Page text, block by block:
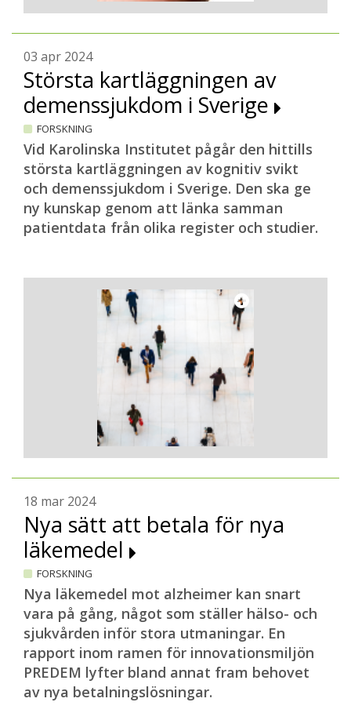
03 apr 2024
Största kartläggningen av
demenssjukdom i Sverige
FORSKNING
Vid Karolinska Institutet pågår den hittills
största kartläggningen av kognitiv svikt
och demenssjukdom i Sverige. Den ska ge
ny kunskap genom att länka samman
patientdata från olika register och studier.
18 mar 2024
Nya sätt att betala för nya
läkemedel
FORSKNING
Nya läkemedel mot alzheimer kan snart
vara på gång, något som ställer hälso- och
sjukvården inför stora utmaningar. En
rapport inom ramen för innovationsmiljön
PREDEM lyfter bland annat fram behovet
av nya betalningslösningar.